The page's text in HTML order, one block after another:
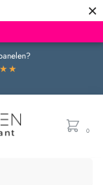
×
0
van circa 3 weken